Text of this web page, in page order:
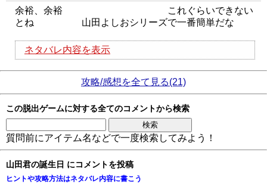
余裕、余裕 これぐらいできない
とね 山田よしおシリーズで一番簡単だな
ネタバレ内容を表示
攻略/感想を全て見る(21)
この脱出ゲームに対する全てのコメントから検索
質問前にアイテム名などで一度検索してみよう！
山田君の誕生日 にコメントを投稿
ヒントや攻略方法はネタバレ内容に書こう